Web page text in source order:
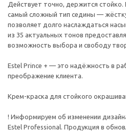
Действует точно, держится
самый сложный тип седины —
позволяет долго наслаждаться
из 35 актуальных тонов
возможность выбора и свободу
Estel Prince + — это надёжность в
преображение клиента.
Крем-краска для стойкого
! Информируем об изменении
Estel Professional. Продукция в